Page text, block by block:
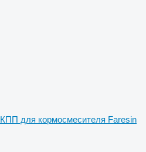
КПП для кормосмесителя Faresin